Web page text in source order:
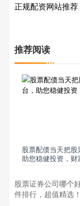
正规配资网站推
推荐阅读
股票配债当天把股
助您稳健投资，财
股票证券公司哪个
件排行，超值精选！